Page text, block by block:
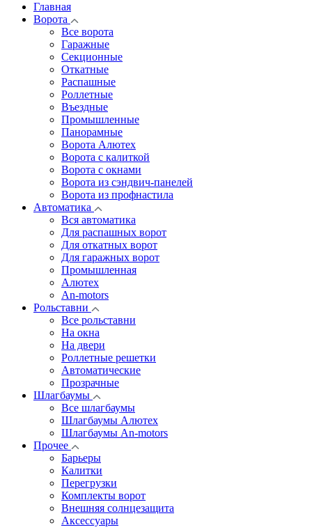
Главная
Ворота
Все ворота
Гаражные
Секционные
Откатные
Распашные
Роллетные
Въездные
Промышленные
Панорамные
Ворота Алютех
Ворота с калиткой
Ворота c окнами
Ворота из сэндвич-панелей
Ворота из профнастила
Автоматика
Вся автоматика
Для распашных ворот
Для откатных ворот
Для гаражных ворот
Промышленная
Алютех
An-motors
Рольставни
Все рольставни
На окна
На двери
Роллетные решетки
Автоматические
Прозрачные
Шлагбаумы
Все шлагбаумы
Шлагбаумы Алютех
Шлагбаумы An-motors
Прочее
Барьеры
Калитки
Перегрузки
Комплекты ворот
Внешняя солнцезащита
Аксессуары